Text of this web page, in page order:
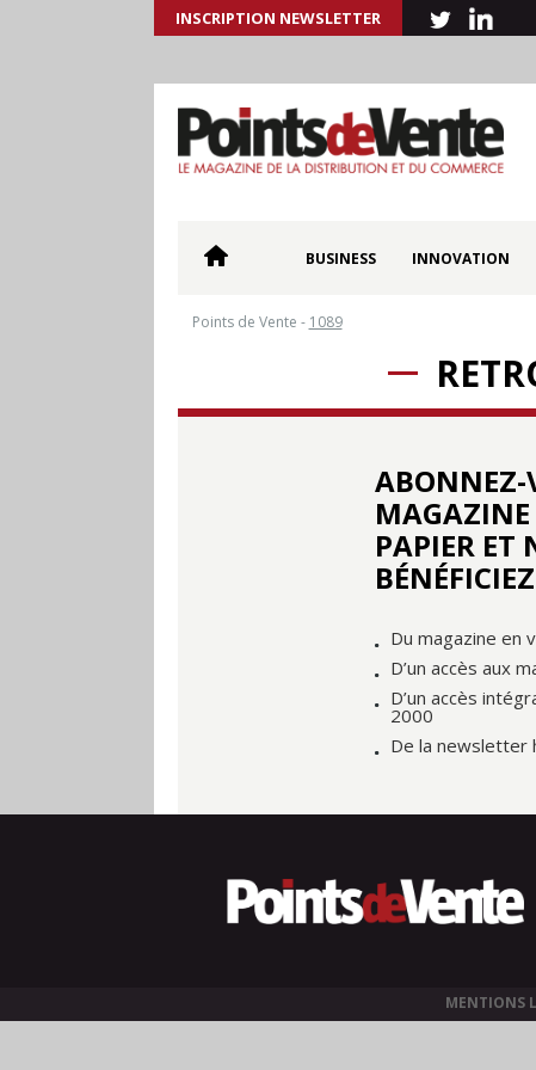
INSCRIPTION NEWSLETTER
BUSINESS INNOVATION
Points de Vente - 1089
ABONNEZ-
MAGAZINE
PAPIER ET
BÉNÉFICIEZ
Du magazine en
D’un accès aux
D’un accès
2000
De la newsletter
MENTIONS